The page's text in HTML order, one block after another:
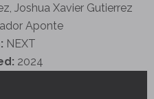
Joshua Xavier Gutierrez
Aponte
NEXT
2024